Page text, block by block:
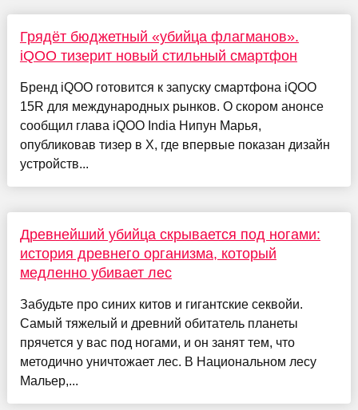
Грядёт бюджетный «убийца флагманов».
iQOO тизерит новый стильный смартфон
Бренд iQOO готовится к запуску смартфона iQOO
15R для международных рынков. О скором анонсе
сообщил глава iQOO India Нипун Марья,
опубликовав тизер в X, где впервые показан дизайн
устройств...
Древнейший убийца скрывается под ногами:
история древнего организма, который
медленно убивает лес
Забудьте про синих китов и гигантские секвойи.
Самый тяжелый и древний обитатель планеты
прячется у вас под ногами, и он занят тем, что
методично уничтожает лес. В Национальном лесу
Мальер,...